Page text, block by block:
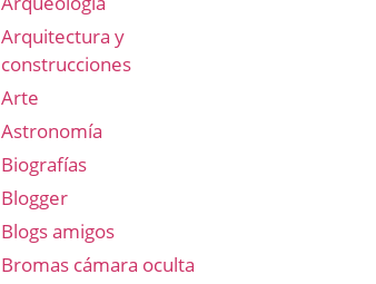
Arquitectura y
construcciones
Arte
Astronomía
Biografías
Blogger
Blogs amigos
Bromas cámara oculta